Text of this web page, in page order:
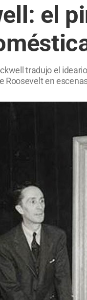
el
tradujo el
Roosevelt en